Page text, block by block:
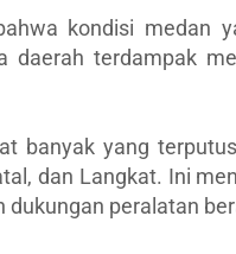
kondisi medan
daerah terdampak
banyak yang
dan Langkat. Ini
peralatan